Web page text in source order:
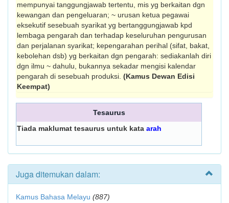
mempunyai tanggungjawab tertentu, mis yg berkaitan dgn
kewangan dan pengeluaran; ~ urusan ketua pegawai
eksekutif sesebuah syari­kat yg bertanggungjawab kpd
lembaga peng­arah dan terhadap keseluruhan pengu­rusan
dan perjalanan syarikat; kepengarahan perihal (sifat, bakat,
ke­boleh­an dsb) yg berkaitan dgn pengarah: sedia­kanlah diri
dgn ilmu ~ dahulu, bukan­nya sekadar mengisi kalendar
pengarah di sesebuah produksi. (Kamus Dewan Edisi
Keempat)
Tesaurus
Tiada maklumat tesaurus untuk kata arah
Juga ditemukan dalam:
Kamus Bahasa Melayu (887)